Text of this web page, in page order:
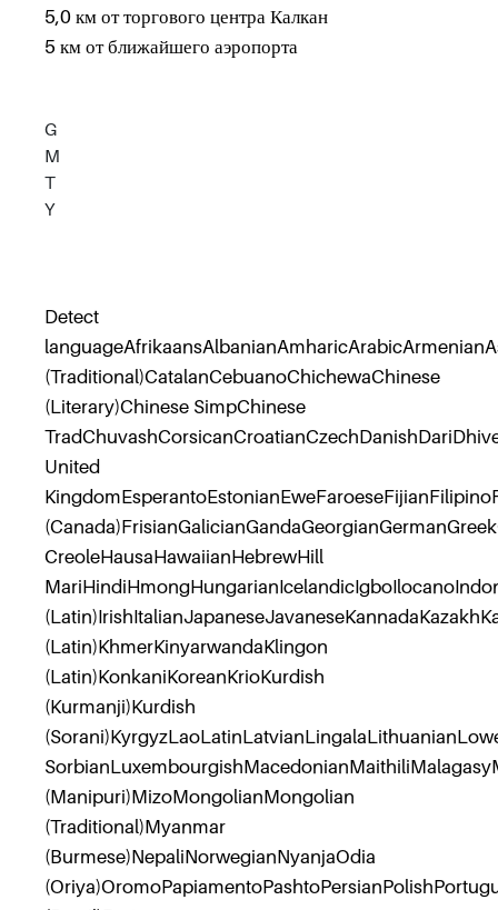
5,0 км от торгового центра Калкан
5 км от ближайшего аэропорта
G
M
T
Y
Detect
(Traditional)CatalanCebuanoChichewaChinese
(Literary)Chinese SimpChinese
United
CreoleHausaHawaiianHebrewHill
(Latin)KhmerKinyarwandaKlingon
(Latin)KonkaniKoreanKrioKurdish
(Kurmanji)Kurdish
(Manipuri)MizoMongolianMongolian
(Traditional)Myanmar
(Burmese)NepaliNorwegianNyanjaOdia